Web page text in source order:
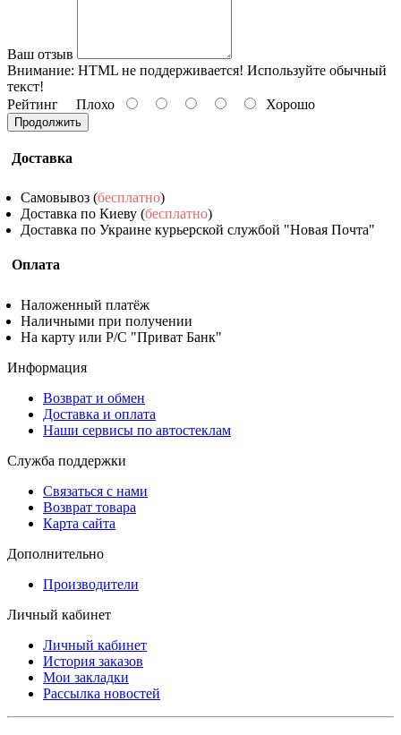
Ваш отзыв
Внимание: HTML не поддерживается! Используйте обычный
текст!
Рейтинг Плохо Хорошо
Продолжить
Доставка
Самовывоз (бесплатно)
Доставка по Киеву (бесплатно)
Доставка по Украине курьерской службой "Новая Почта"
Оплата
Наложенный платёж
Наличными при получении
На карту или Р/С "Приват Банк"
Информация
Возврат и обмен
Доставка и оплата
Наши сервисы по автостеклам
Служба поддержки
Связаться с нами
Возврат товара
Карта сайта
Дополнительно
Производители
Личный кабинет
Личный кабинет
История заказов
Мои закладки
Рассылка новостей